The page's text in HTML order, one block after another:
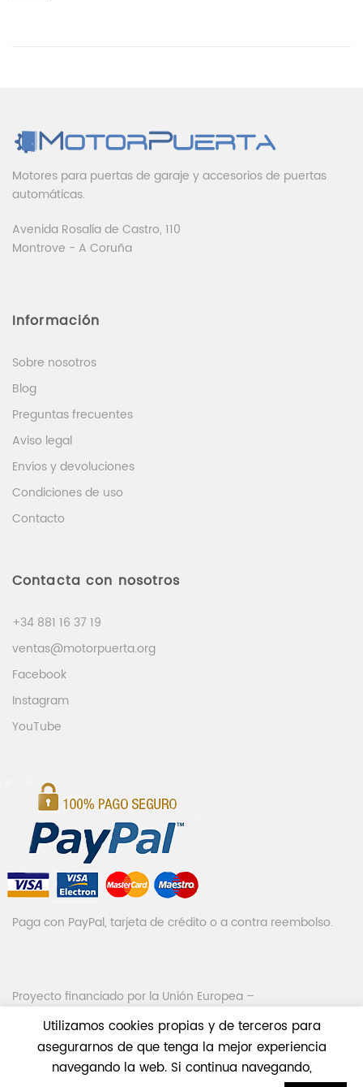
Motores para puertas de garaje y accesorios de puertas
automáticas.
Avenida Rosalía de Castro, 110
Montrove - A Coruña
Información
Sobre nosotros
Blog
Preguntas frecuentes
Aviso legal
Envíos y devoluciones
Condiciones de uso
Contacto
Contacta con nosotros
+34 881 16 37 19
ventas@motorpuerta.org
Facebook
Instagram
YouTube
Paga con PayPal, tarjeta de crédito o a contra reembolso.
Proyecto financiado por la Unión Europea –
Utilizamos cookies propias y de terceros para
asegurarnos de que tenga la mejor experiencia
navegando la web. Si continua navegando,